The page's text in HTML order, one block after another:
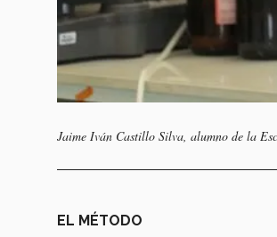
Jaime Iván Castillo Silva, alumno de la
EL MÉTODO